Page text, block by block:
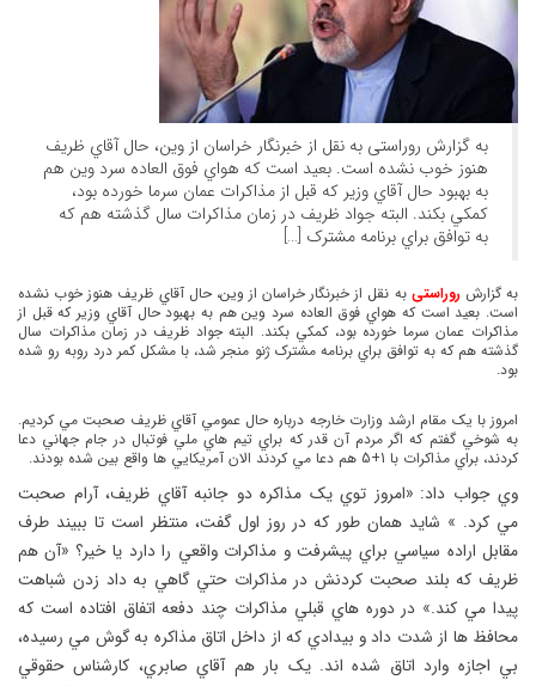
به گزارش روراستی به نقل از خبرنگار خراسان از وین، حال آقاي ظريف
هنوز خوب نشده است. بعيد است که هواي فوق العاده سرد وين هم
به بهبود حال آقاي وزير که قبل از مذاکرات عمان سرما خورده بود،
کمکي بکند. البته جواد ظريف در زمان مذاکرات سال گذشته هم که
به توافق براي برنامه مشترک […]
به گزارش روراستی به نقل از خبرنگار خراسان از وین، حال آقاي ظريف هنوز خوب نشده
است. بعيد است که هواي فوق العاده سرد وين هم به بهبود حال آقاي وزير که قبل از
مذاکرات عمان سرما خورده بود، کمکي بکند. البته جواد ظريف در زمان مذاکرات سال
گذشته هم که به توافق براي برنامه مشترک ژنو منجر شد، با مشکل کمر درد روبه رو شده
بود.
امروز با يک مقام ارشد وزارت خارجه درباره حال عمومي آقاي ظريف صحبت مي کرديم.
به شوخي گفتم که اگر مردم آن قدر که براي تيم هاي ملي فوتبال در جام جهاني دعا
کردند، براي مذاکرات با 1+5 هم دعا مي کردند الان آمريکايي ها واقع بين شده بودند.
وي جواب داد: «امروز توي يک مذاکره دو جانبه آقاي ظريف، آرام صحبت
مي کرد. » شايد همان طور که در روز اول گفت، منتظر است تا ببيند طرف
مقابل اراده سياسي براي پيشرفت و مذاکرات واقعي را دارد يا خير؟ «آن هم
ظريف که بلند صحبت کردنش در مذاکرات حتي گاهي به داد زدن شباهت
پيدا مي کند.» در دوره هاي قبلي مذاکرات چند دفعه اتفاق افتاده است که
محافظ ها از شدت داد و بيدادي که از داخل اتاق مذاکره به گوش مي رسيده،
بي اجازه وارد اتاق شده اند. يک بار هم آقاي صابري، کارشناس حقوقي